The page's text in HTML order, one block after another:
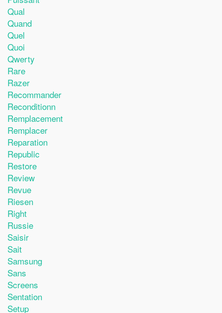
Qual
Quand
Quel
Quoi
Qwerty
Rare
Razer
Recommander
Reconditionn
Remplacement
Remplacer
Reparation
Republic
Restore
Review
Revue
Riesen
Right
Russie
Saisir
Sait
Samsung
Sans
Screens
Sentation
Setup